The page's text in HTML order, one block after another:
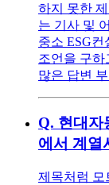
하지 못한
는 기사 및
중소 ESG
조언을 구하
많은 답변
Q. 현대자
에서 계열
제목처럼 모